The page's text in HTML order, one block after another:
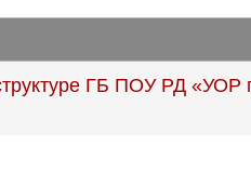
ГБ ПОУ РД «УОР